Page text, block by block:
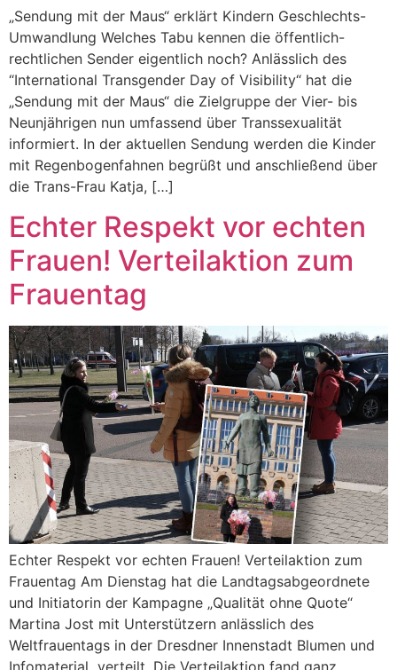
„Sendung mit der Maus“ erklärt Kindern Geschlechts-
Umwandlung Welches Tabu kennen die öffentlich-
rechtlichen Sender eigentlich noch? Anlässlich des
“International Transgender Day of Visibility“ hat die
„Sendung mit der Maus“ die Zielgruppe der Vier- bis
Neunjährigen nun umfassend über Transsexualität
informiert. In der aktuellen Sendung werden die Kinder
mit Regenbogenfahnen begrüßt und anschließend über
die Trans-Frau Katja, […]
Echter Respekt vor echten
Frauen! Verteilaktion zum
Frauentag
Echter Respekt vor echten Frauen! Verteilaktion zum
Frauentag Am Dienstag hat die Landtagsabgeordnete
und Initiatorin der Kampagne „Qualität ohne Quote“
Martina Jost mit Unterstützern anlässlich des
Weltfrauentags in der Dresdner Innenstadt Blumen und
Infomaterial verteilt. Die Verteilaktion fand ganz